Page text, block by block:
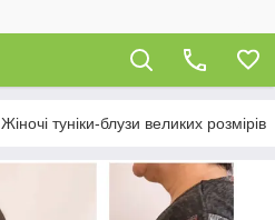
Жіночі туніки-блузи великих розмірів